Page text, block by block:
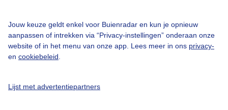
Jouw keuze geldt enkel voor Buienradar en kun je opnieuw
aanpassen of intrekken via “Privacy-instellingen” onderaan onze
website of in het menu van onze app. Lees meer in ons privacy-
en cookiebeleid
Lijst met advertentiepartners
Privacy beleid
Cookie beleid